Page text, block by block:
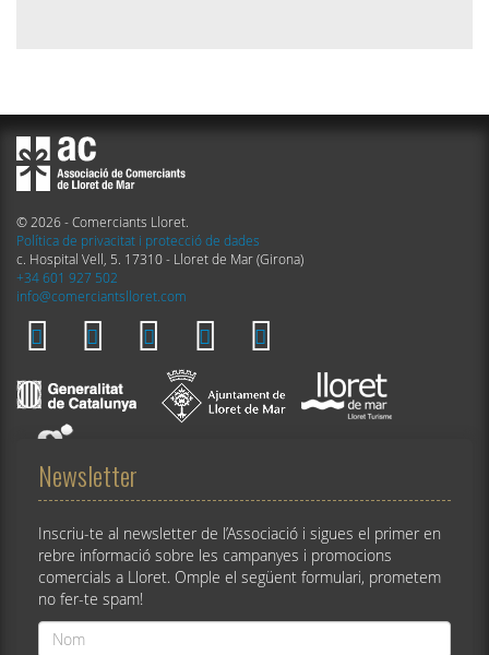
© 2026 - Comerciants Lloret.
Política de privacitat i protecció de dades
c. Hospital Vell, 5. 17310 - Lloret de Mar (Girona)
+34 601 927 502
info@comerciantslloret.com
Newsletter
Inscriu-te al newsletter de l’Associació i sigues el primer en
rebre informació sobre les campanyes i promocions
comercials a Lloret. Omple el següent formulari, prometem
no fer-te spam!
Nom